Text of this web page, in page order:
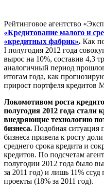
Рейтинговое агентство
«Кредитование малого и
«кредитных фабрик». Как
I полугодия 2012 года
вырос на 10%, составив 4,3
аналогичный период
итогам года, как
прирост портфеля кредитов
Локомотивом роста
полугодия 2012 года стали
внедряющие технологию
бизнеса. Подобная ситуация
бизнеса привела к росту
среднего срока кредита и
кредитов. По подсчетам
полугодии 2012 года было
за 2011 год) и лишь 11%
проекты (18% за 2011 год).